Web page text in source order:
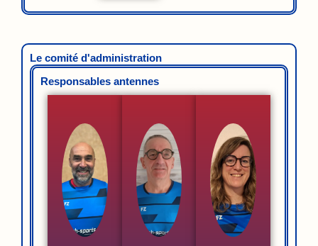
Le comité d'administration
Responsables antennes